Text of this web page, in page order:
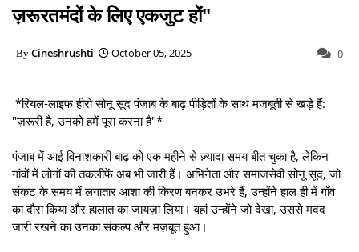
ज़रूरतमंदों के लिए एकजुट हों"
Cineshrushti October 05, 2025 0
*रियल-लाइफ हीरो सोनू सूद पंजाब के बाढ़ पीड़ितों के साथ मजबूती से खड़े हैं:
"ज़रूरी है, उनको हमें पूरा करना है"*
पंजाब में आई विनाशकारी बाढ़ को एक महीने से ज़्यादा समय बीत चुका है, लेकिन
गांवों में लोगों की तकलीफें अब भी जारी हैं। अभिनेता और समाजसेवी सोनू सूद, जो
संकट के समय में लगातार आशा की किरण बनकर उभरे हैं, उन्होंने हाल ही में गाँव
का दौरा किया और हालात का जायज़ा लिया। वहां उन्होंने जो देखा, उससे मदद
जारी रखने का उनका संकल्प और मज़बूत हुआ।